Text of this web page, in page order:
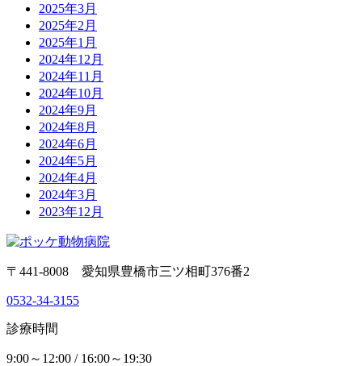
2025年3月
2025年2月
2025年1月
2024年12月
2024年11月
2024年10月
2024年9月
2024年8月
2024年6月
2024年5月
2024年4月
2024年3月
2023年12月
〒441-8008 愛知県豊橋市三ツ相町376番2
0532-34-3155
診療時間
9:00～12:00 / 16:00～19:30